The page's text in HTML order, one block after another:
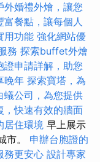
外婚禮外燴，讓您
富餐點，讓每個人
用功能 強化網站優
務 探索buffet外燴
證申請詳解，助您
晚年 探索寶塔，為
蟻公司，為您提供
，快速有效的牆面
居住環境 早上展示
市。 申辦台胞證的
務更安心 設計專家